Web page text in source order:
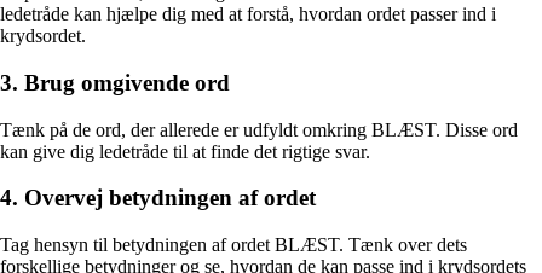
ledetråde kan hjælpe dig med at forstå, hvordan ordet passer ind i
krydsordet.
3. Brug omgivende ord
Tænk på de ord, der allerede er udfyldt omkring BLÆST. Disse ord
kan give dig ledetråde til at finde det rigtige svar.
4. Overvej betydningen af ordet
Tag hensyn til betydningen af ordet BLÆST. Tænk over dets
forskellige betydninger og se, hvordan de kan passe ind i krydsordets